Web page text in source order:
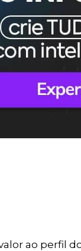
ao perfil